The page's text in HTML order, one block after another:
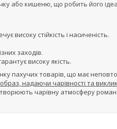
або кишеню, що робить його
високу стійкість і насиченість.
заходів.
високу якість.
пахучих товарів, що має
надаючи чарівності та
чарівну атмосферу